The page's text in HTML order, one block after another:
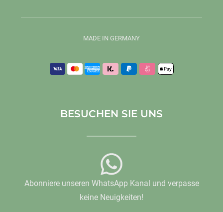
MADE IN GERMANY
BESUCHEN SIE UNS
Abonniere unseren WhatsApp Kanal und verpasse
keine Neuigkeiten!